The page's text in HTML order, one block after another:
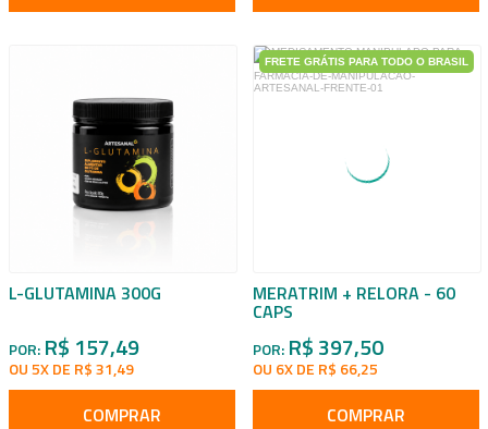
L-GLUTAMINA 300G
POR: R$ 157,49
OU 5X DE R$ 31,49
COMPRAR
FRETE GRÁTIS PARA TODO O BRASIL
MERATRIM + RELORA - 60
CAPS
POR: R$ 397,50
OU 6X DE R$ 66,25
COMPRAR